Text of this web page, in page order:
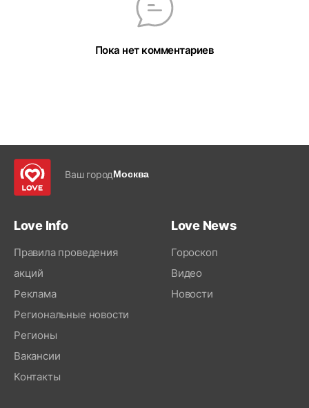
Пока нет комментариев
Ваш городМосква
Love Info
Правила проведения
акций
Реклама
Региональные новости
Регионы
Вакансии
Контакты
Love News
Гороскоп
Видео
Новости